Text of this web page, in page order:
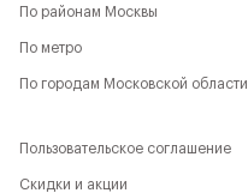
По районам Москвы
По метро
По городам Московской области
Пользовательское соглашение
Скидки и акции